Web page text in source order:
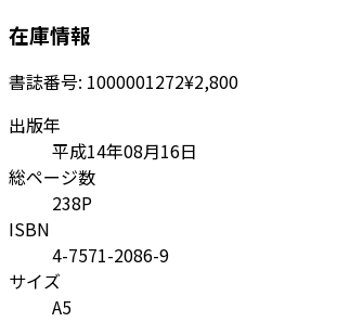
在庫情報
書誌番号: 1000001272¥2,800
出版年
平成14年08月16日
総ページ数
238P
ISBN
4-7571-2086-9
サイズ
A5